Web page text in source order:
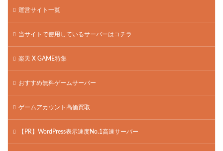
運営サイト一覧
当サイトで使用しているサーバーはコチラ
楽天 X GAME特集
おすすめ無料ゲームサーバー
ゲームアカウント高価買取
【PR】WordPress表示速度No.1高速サーバー